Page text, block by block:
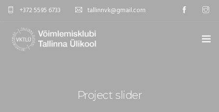
+372 5595 6733 tallinnvk@gmail.com
Project slider